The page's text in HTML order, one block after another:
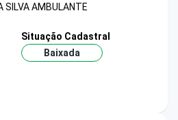
SILVA AMBULANTE
Situação Cadastral
Baixada